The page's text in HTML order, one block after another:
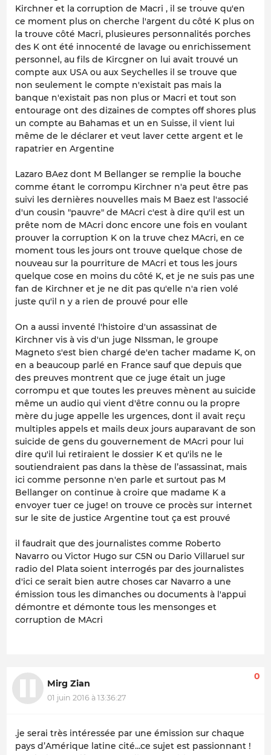
Kirchner et la corruption de Macri , il se trouve qu'en
ce moment plus on cherche l'argent du côté K plus on
la trouve côté Macri, plusieures personnalités porches
des K ont été innocenté de lavage ou enrichissement
personnel, au fils de Kircgner on lui avait trouvé un
compte aux USA ou aux Seychelles il se trouve que
non seulement le compte n'existait pas mais la
banque n'existait pas non plus or Macri et tout son
entourage ont des dizaines de comptes off shores plus
un compte au Bahamas et un en Suisse, il vient lui
même de le déclarer et veut laver cette argent et le
rapatrier en Argentine
Lazaro BAez dont M Bellanger se remplie la bouche
comme étant le corrompu Kirchner n'a peut être pas
suivi les dernières nouvelles mais M Baez est l'associé
d'un cousin "pauvre" de MAcri c'est à dire qu'il est un
prête nom de MAcri donc encore une fois en voulant
prouver la corruption K on la truve chez MAcri, en ce
moment tous les jours ont trouve quelque chose de
nouveau sur la pourriture de MAcri et tous les jours
quelque cose en moins du côté K, et je ne suis pas une
fan de Kirchner et je ne dit pas qu'elle n'a rien volé
juste qu'il n y a rien de prouvé pour elle
On a aussi inventé l'histoire d'un assassinat de
Kirchner vis à vis d'un juge NIssman, le groupe
Magneto s'est bien chargé de'en tacher madame K, on
en a beaucoup parlé en France sauf que depuis que
des preuves montrent que ce juge était un juge
corrompu et que toutes les preuves mènent au suicide
même un audio qui vient d'être connu ou la propre
mère du juge appelle les urgences, dont il avait reçu
multiples appels et mails deux jours auparavant de son
suicide de gens du gouvernement de MAcri pour lui
dire qu'il lui retiraient le dossier K et qu'ils ne le
soutiendraient pas dans la thèse de l’assassinat, mais
ici comme personne n'en parle et surtout pas M
Bellanger on continue à croire que madame K a
envoyer tuer ce juge! on trouve ce procès sur internet
sur le site de justice Argentine tout ça est prouvé
il faudrait que des journalistes comme Roberto
Navarro ou Victor Hugo sur C5N ou Dario Villaruel sur
radio del Plata soient interrogés par des journalistes
d'ici ce serait bien autre choses car Navarro a une
émission tous les dimanches ou documents à l'appui
démontre et démonte tous les mensonges et
corruption de MAcri
Mirg Zian
01 juin 2016 à 13:36:27
0
.je serai très intéressée par une émission sur chaque
pays d’Amérique latine cité...ce sujet est passionnant !